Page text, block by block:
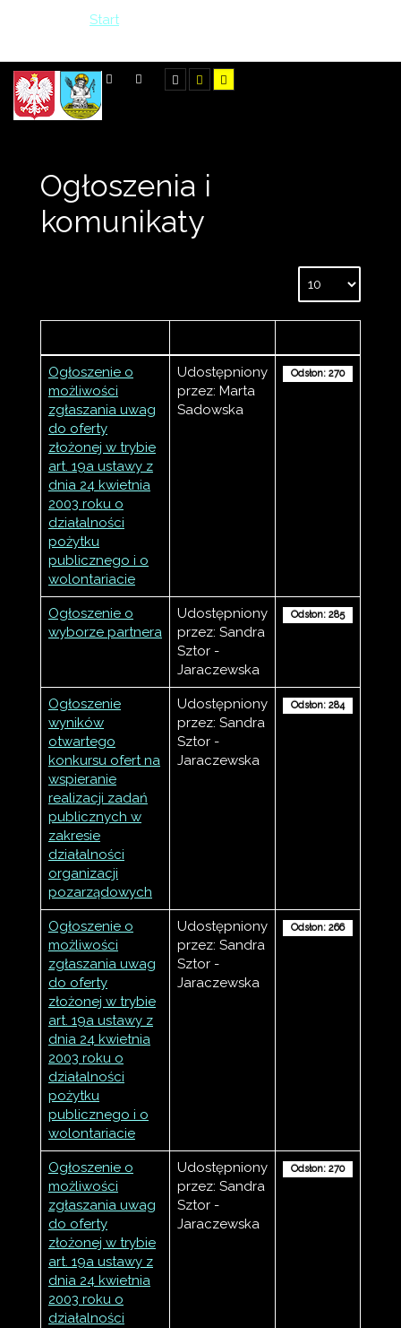
Start
Ogłoszenia i
komunikaty
Ogłoszenie o
możliwości
zgłaszania uwag
do oferty
złożonej w trybie
art. 19a ustawy z
dnia 24 kwietnia
2003 roku o
działalności
pożytku
publicznego i o
wolontariacie
Udostępniony
przez: Marta
Sadowska
Odsłon: 270
Ogłoszenie o
wyborze partnera
Udostępniony
przez: Sandra
Sztor -
Jaraczewska
Odsłon: 285
Ogłoszenie
wyników
otwartego
konkursu ofert na
wspieranie
realizacji zadań
publicznych w
zakresie
działalności
organizacji
pozarządowych
Udostępniony
przez: Sandra
Sztor -
Jaraczewska
Odsłon: 284
Ogłoszenie o
możliwości
zgłaszania uwag
do oferty
złożonej w trybie
art. 19a ustawy z
dnia 24 kwietnia
2003 roku o
działalności
pożytku
publicznego i o
wolontariacie
Udostępniony
przez: Sandra
Sztor -
Jaraczewska
Odsłon: 266
Ogłoszenie o
możliwości
zgłaszania uwag
do oferty
złożonej w trybie
art. 19a ustawy z
dnia 24 kwietnia
2003 roku o
działalności
Udostępniony
przez: Sandra
Sztor -
Jaraczewska
Odsłon: 270